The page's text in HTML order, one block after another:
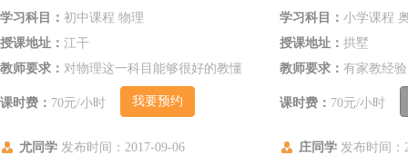
证
学习科目： 初中课程 物理
授课地址： 江干
教师要求： 对物理这一科目能够很好的教懂
孩子，让孩子听懂且会自主的坐题
课时费： 70元/小时 我要预约
学习科目： 小学课程
授课地址： 拱墅
教师要求： 有家教经
课时费： 70元/小时
尤同学 发布时间：2017-09-06
庄同学发布时间：